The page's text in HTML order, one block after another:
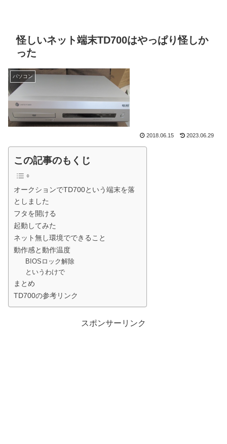
怪しいネット端末TD700はやっぱり怪しか
った
パソコン
2018.06.15 2023.06.29
この記事のもくじ
オークションでTD700という端末を落
としました
フタを開ける
起動してみた
ネット無し環境でできること
動作感と動作温度
BIOSロック解除
というわけで
まとめ
TD700の参考リンク
スポンサーリンク